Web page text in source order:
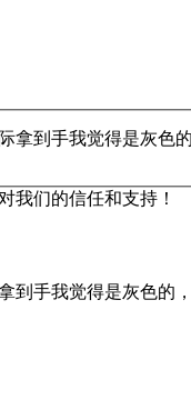
拿到手我觉得是灰色
我们的信任和支持！
到手我觉得是灰色的